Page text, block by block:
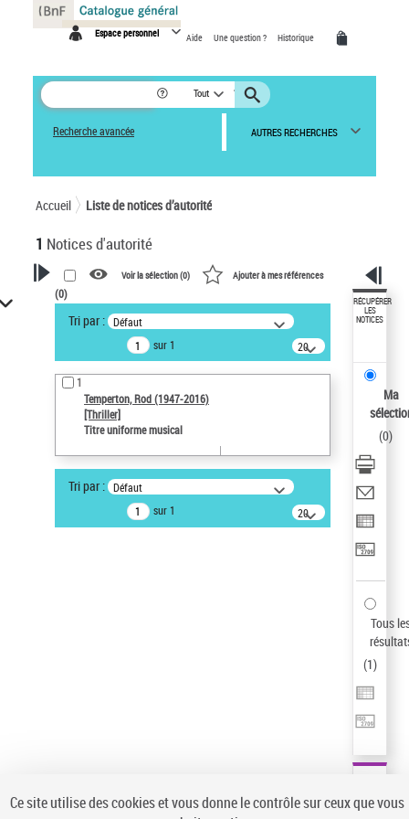
Espace personnel Aide Une question ? Historique
Tout
Recherche avancée AUTRES RECHERCHES
Accueil Liste de notices d’autorité
1 Notices d'autorité
VOTRE RECHERCHE
Recherche avancée dans les
notices d’autorité
Œuvres liées à l'auteur :
Temperton, Rod (1947-2016)
Type de notice d'autorité
Voir la sélection (0) Ajouter à mes références
(0)
Tri par : Défaut
sur 1
20
résultats/page
1
Temperton, Rod (1947-2016)
[Thriller]
Titre uniforme musical
Tri par : Défaut
sur 1
20
résultats/page
RÉCUPÉRER
LES
NOTICES
Ma
(0)
Tous
(1)
Panneau de gestion des cookies
Ce site utilise des cookies et vous donne le contrôle sur ceux que vous